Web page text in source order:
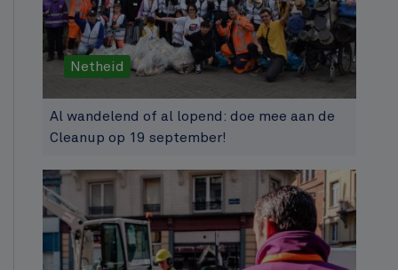
Netheid
Al wandelend of al lopend: doe mee aan de
Cleanup op 19 september!